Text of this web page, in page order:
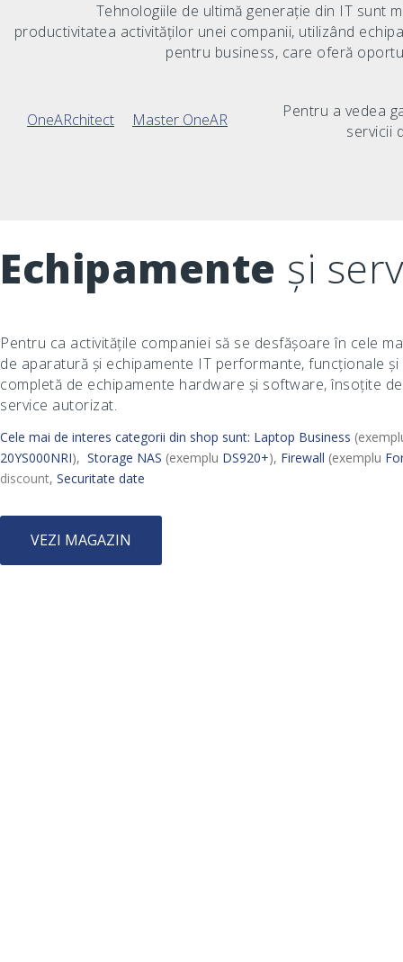
Tehnologiile de ultimă generație din IT sunt
productivitatea activităților unei companii, utilizând
pentru business, care oferă
Master OneAR
OneARchitect
Pentru a vedea
servicii
Echipamente și
Pentru ca activitățile companiei să se desfășoare în cele
de aparatură și echipamente IT performante, funcționale și
completă de echipamente hardware și software, însoțite
service autorizat.
Cele mai de interes categorii din shop sunt: Laptop Business
20YS000NRI), Storage NAS (exemplu DS920+), Firewall (exemplu
discount, Securitate date
VEZI MAGAZIN